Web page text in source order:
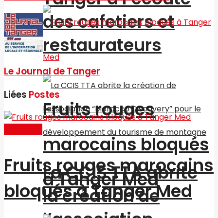
des cafetiers et
restaurateurs
La CCIS TTA abrite
la création de
Fruits rouges
marocains bloqués
à Tanger Med
Le Journal de Tanger
Liées Postes
Fruits rouges marocains
bloqués à Tanger Med